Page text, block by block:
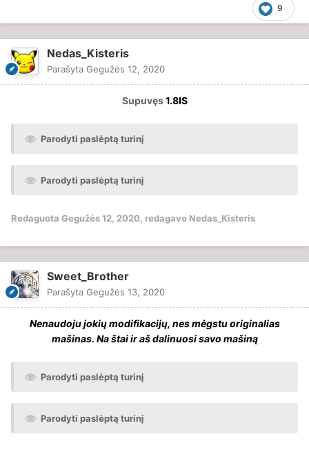
9
Nedas_Kisteris
Parašyta Gegužės 12, 2020
Supuvęs1.8IS
Parodyti paslėptą turinį
Parodyti paslėptą turinį
Redaguota Gegužės 12, 2020, redagavo Nedas_Kisteris
Sweet_Brother
Parašyta Gegužės 13, 2020
Nenaudoju jokių modifikacijų, nes mėgstu originalias
mašinas. Na štai ir aš dalinuosi savo mašiną
Parodyti paslėptą turinį
Parodyti paslėptą turinį